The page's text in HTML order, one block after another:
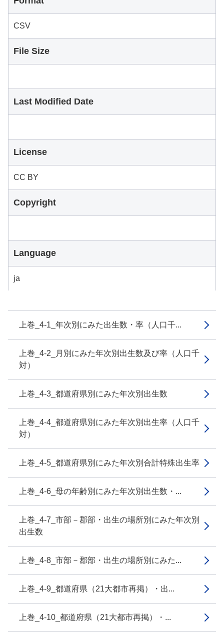
上巻_4-1_年次別にみた出生数・率（人口千...
上巻_4-2_月別にみた年次別出生数及び率（人口千
対）
上巻_4-3_都道府県別にみた年次別出生数
上巻_4-4_都道府県別にみた年次別出生率（人口千
対）
上巻_4-5_都道府県別にみた年次別合計特殊出生率
上巻_4-6_母の年齢別にみた年次別出生数・...
上巻_4-7_市部－郡部・出生の場所別にみた年次別
出生数
上巻_4-8_市部－郡部・出生の場所別にみた...
上巻_4-9_都道府県（21大都市再掲）・出...
上巻_4-10_都道府県（21大都市再掲）・...
CSV
File Size
Last Modified Date
License
CC BY
Copyright
Language
ja